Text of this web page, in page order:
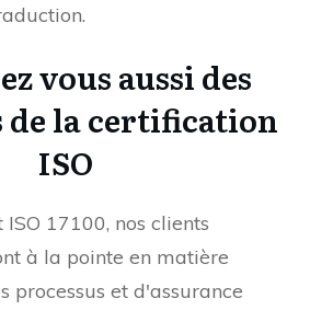
vous aussi des
de la certification
ISO
17100, nos clients
à la pointe en matière
processus et d'assurance